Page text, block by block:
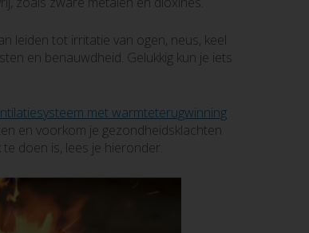
leiden tot irritatie van ogen, neus, keel
en benauwdheid. Gelukkig kun je iets
met warmteterugwinning
en voorkom je gezondheidsklachten
doen is, lees je hieronder.